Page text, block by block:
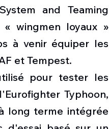
and Teaming
« wingmen loyaux »
à venir équiper les
et Tempest.
pour tester les
Typhoon,
long terme intégrée